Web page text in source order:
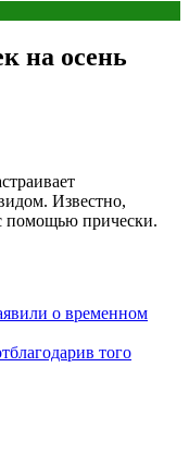
на осень
Известно,
помощью прически.
о временном
того